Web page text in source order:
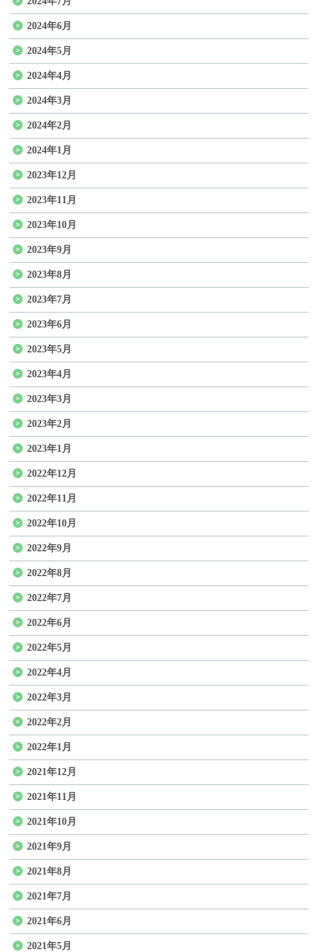
2024年6月
2024年5月
2024年4月
2024年3月
2024年2月
2024年1月
2023年12月
2023年11月
2023年10月
2023年9月
2023年8月
2023年7月
2023年6月
2023年5月
2023年4月
2023年3月
2023年2月
2023年1月
2022年12月
2022年11月
2022年10月
2022年9月
2022年8月
2022年7月
2022年6月
2022年5月
2022年4月
2022年3月
2022年2月
2022年1月
2021年12月
2021年11月
2021年10月
2021年9月
2021年8月
2021年7月
2021年6月
2021年5月